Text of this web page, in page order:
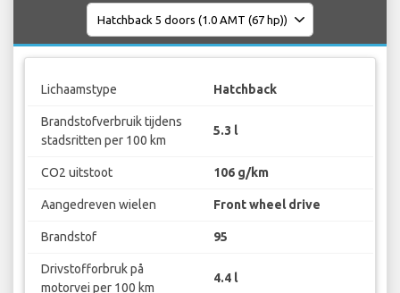
Lichaamstype Hatchback
Brandstofverbruik tijdens
stadsritten per 100 km
5.3 l
CO2 uitstoot 106 g/km
Aangedreven wielen Front wheel drive
Brandstof 95
Drivstofforbruk på
motorvei per 100 km
4.4 l